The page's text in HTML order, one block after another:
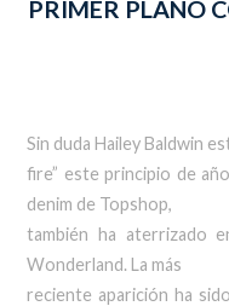
PRIMER PLANO
Sin duda Hailey Baldwin
fire” este principio de
denim de Topshop,
también ha aterrizado
Wonderland. La más
reciente aparición ha